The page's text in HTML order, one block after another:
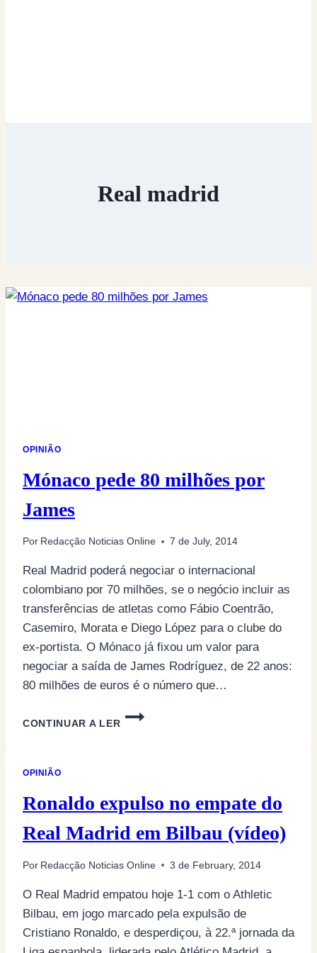
Real madrid
OPINIÃO
Mónaco pede 80 milhões por
James
Por Redacção Noticias Online 7 de July, 2014
Real Madrid poderá negociar o internacional
colombiano por 70 milhões, se o negócio incluir as
transferências de atletas como Fábio Coentrão,
Casemiro, Morata e Diego López para o clube do
ex-portista. O Mónaco já fixou um valor para
negociar a saída de James Rodríguez, de 22 anos:
80 milhões de euros é o número que…
CONTINUAR A LER
MÓNACO
PEDE
OPINIÃO
Ronaldo expulso no empate do
Real Madrid em Bilbau (vídeo)
Por Redacção Noticias Online 3 de February, 2014
O Real Madrid empatou hoje 1-1 com o Athletic
Bilbau, em jogo marcado pela expulsão de
Cristiano Ronaldo, e desperdiçou, à 22.ª jornada da